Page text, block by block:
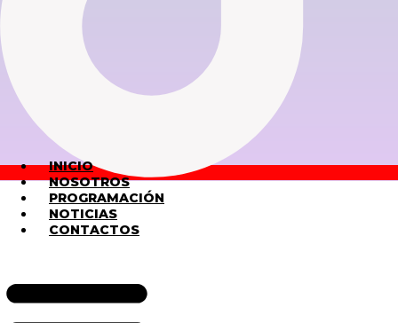
INICIO
NOSOTROS
PROGRAMACIÓN
NOTICIAS
CONTACTOS